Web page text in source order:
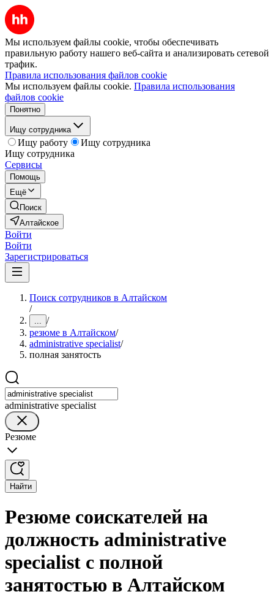
Мы используем файлы cookie, чтобы обеспечивать
правильную работу нашего веб-сайта и анализировать сетевой
трафик.
Правила использования файлов cookie
Мы используем файлы cookie. Правила использования
файлов cookie
Понятно
Ищу сотрудника
Ищу работу
Ищу сотрудника
Ищу сотрудника
Сервисы
Помощь
Ещё
Поиск
Алтайское
Войти
Войти
Зарегистрироваться
Поиск сотрудников в Алтайском
/
... /
резюме в Алтайском/
administrative specialist/
полная занятость
administrative specialist
Резюме
Найти
Резюме соискателей на
должность administrative
specialist с полной
занятостью в Алтайском